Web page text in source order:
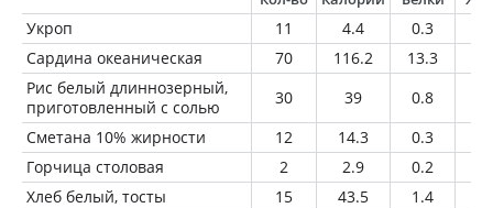
Укроп 11 4.4 0.3
Сардина океаническая
70 116.2 13.3
Рис белый длиннозерный,
приготовленный с солью
30 39 0.8
Сметана 10% жирности
12 14.3 0.3
Горчица столовая
2 2.9 0.2
Хлеб белый, тосты
15 43.5 1.4